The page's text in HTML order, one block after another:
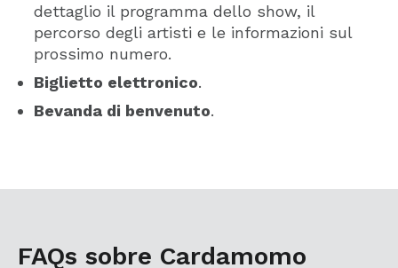
dettaglio il programma dello show, il
percorso degli artisti e le informazioni sul
prossimo numero.
Biglietto elettronico.
Bevanda di benvenuto.
FAQs sobre Cardamomo